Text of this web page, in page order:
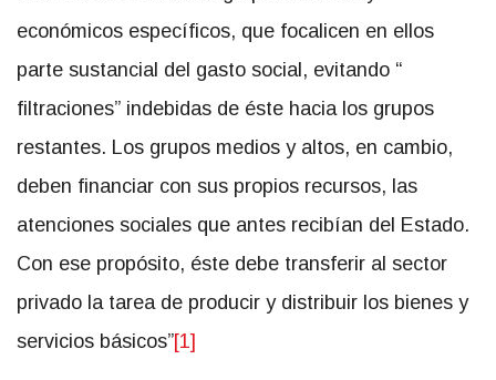
económicos específicos, que focalicen en ellos
parte sustancial del gasto social, evitando “
filtraciones” indebidas de éste hacia los grupos
restantes. Los grupos medios y altos, en cambio,
deben financiar con sus propios recursos, las
atenciones sociales que antes recibían del Estado.
Con ese propósito, éste debe transferir al sector
privado la tarea de producir y distribuir los bienes y
servicios básicos”[1]